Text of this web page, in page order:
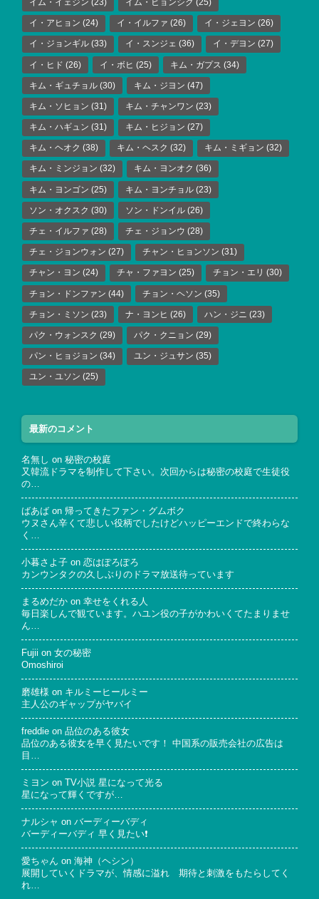
イム・イェジン (23) イム・ヒョンシク (25)
イ・アヒョン (24) イ・イルファ (26) イ・ジェヨン (26)
イ・ジョンギル (33) イ・スンジェ (36) イ・デヨン (27)
イ・ヒド (26) イ・ボヒ (25) キム・ガプス (34)
キム・ギュチョル (30) キム・ジヨン (47)
キム・ソヒョン (31) キム・チャンワン (23)
キム・ハギュン (31) キム・ヒジョン (27)
キム・ヘオク (38) キム・ヘスク (32) キム・ミギョン (32)
キム・ミンジョン (32) キム・ヨンオク (36)
キム・ヨンゴン (25) キム・ヨンチョル (23)
ソン・オクスク (30) ソン・ドンイル (26)
チェ・イルファ (28) チェ・ジョンウ (28)
チェ・ジョンウォン (27) チャン・ヒョンソン (31)
チャン・ヨン (24) チャ・ファヨン (25) チョン・エリ (30)
チョン・ドンファン (44) チョン・ヘソン (35)
チョン・ミソン (23) ナ・ヨンヒ (26) ハン・ジニ (23)
パク・ウォンスク (29) パク・クニョン (29)
パン・ヒョジョン (34) ユン・ジュサン (35)
ユン・ユソン (25)
最新のコメント
名無し on 秘密の校庭
又韓流ドラマを制作して下さい。次回からは秘密の校庭で生徒役
の…
ばあば on 帰ってきたファン・グムボク
ウヌさん辛くて悲しい役柄でしたけどハッピーエンドで終わらな
く…
小暮さよ子 on 恋はぽろぽろ
カンウンタクの久しぶりのドラマ放送待っています
まるめだか on 幸せをくれる人
毎日楽しんで観ています。ハユン役の子がかわいくてたまりませ
ん…
Fujii on 女の秘密
Omoshiroi
磨雄様 on キルミーヒールミー
主人公のギャップがヤバイ
freddie on 品位のある彼女
品位のある彼女を早く見たいです！ 中国系の販売会社の広告は
目…
ミヨン on
TV小説 星になって光る
星になって輝くですが…
ナルシャ on バーディーバディ
バーディーバディ 早く見たい❗
愛ちゃん on 海神（ヘシン）
展開していくドラマが、情感に溢れ 期待と刺激をもたらしてく
れ…